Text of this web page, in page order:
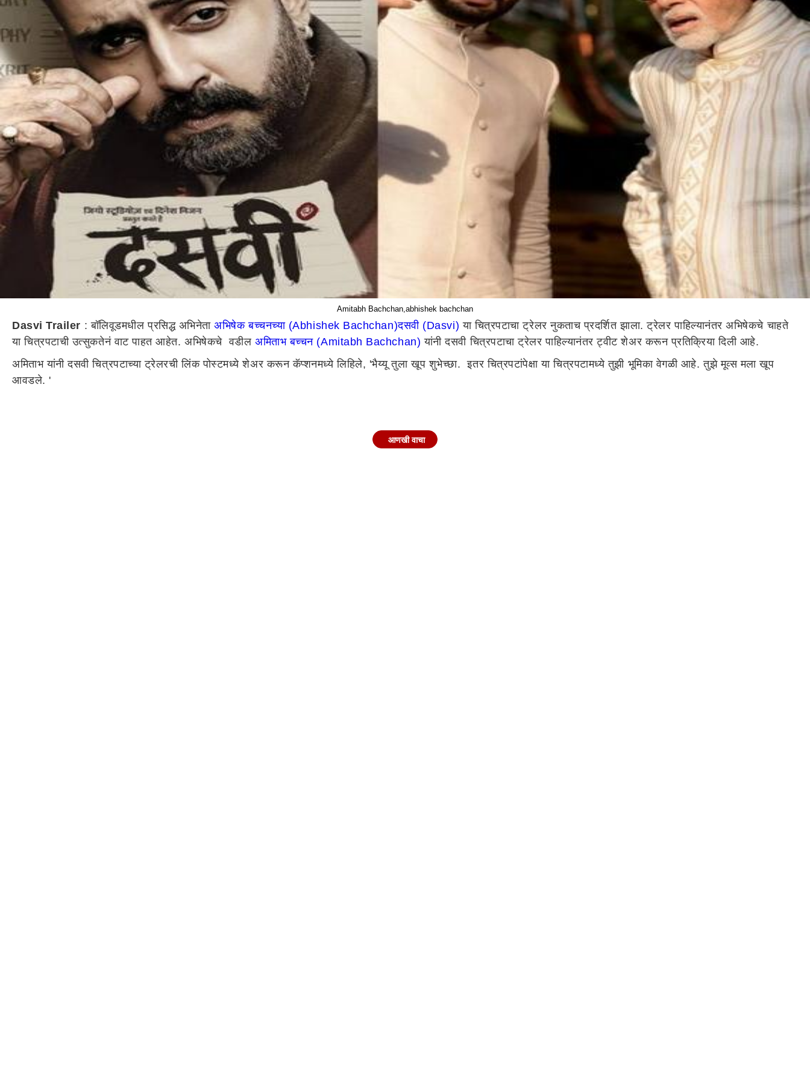
Amitabh Bachchan,abhishek bachchan
Dasvi Trailer : बॉलिवूडमधील प्रसिद्ध अभिनेताअभिषेक बच्चनच्या (Abhishek Bachchan)दसवी (Dasvi) या चित्रपटाचा ट्रेलर नुकताच प्रदर्शित झाला. ट्रेलर पाहिल्यानंतर अभिषेकचे चाहते
या चित्रपटाची उत्सुकतेनं वाट पाहत आहेत. अभिषेकचे वडीलअमिताभ बच्चन (Amitabh Bachchan) यांनी दसवी चित्रपटाचा ट्रेलर पाहिल्यानंतर ट्वीट शेअर करून प्रतिक्रिया दिली आहे.
अमिताभ यांनी दसवी चित्रपटाच्या ट्रेलरची लिंक पोस्टमध्ये शेअर करून कॅप्शनमध्ये लिहिले, 'भैय्यू तुला खूप शुभेच्छा. इतर चित्रपटांपेक्षा या चित्रपटामध्ये तुझी भूमिका वेगळी आहे. तुझे मूव्स मला खूप
आवडले. '
आणखी वाचा